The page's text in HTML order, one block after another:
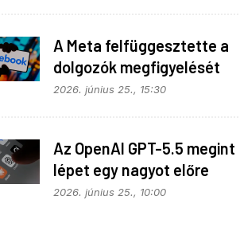
A Meta felfüggesztette a
dolgozók megfigyelését
2026. június 25., 15:30
Az OpenAI GPT-5.5 megint
lépet egy nagyot előre
2026. június 25., 10:00